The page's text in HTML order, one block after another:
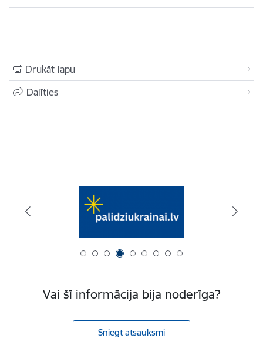
Drukāt lapu
Dalīties
Vai šī informācija bija noderīga?
Sniegt atsauksmi